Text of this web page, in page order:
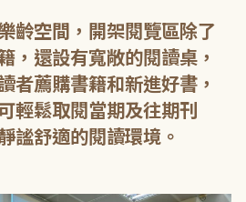
齡空間，開架閱覽區除了
，還設有寬敞的閱讀桌，
者薦購書籍和新進好書，
輕鬆取閱當期及往期刊
謐舒適的閱讀環境。